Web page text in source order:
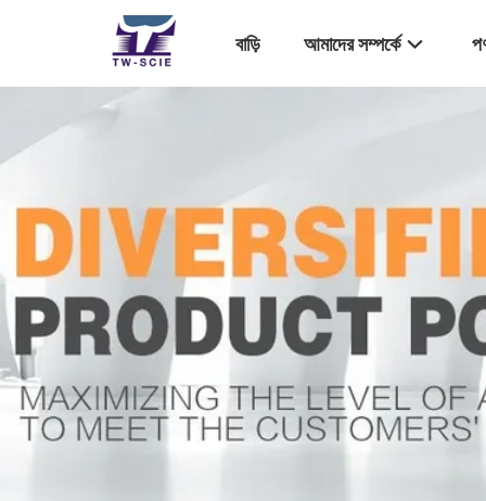
বাড়ি আমাদের সম্পর্কে